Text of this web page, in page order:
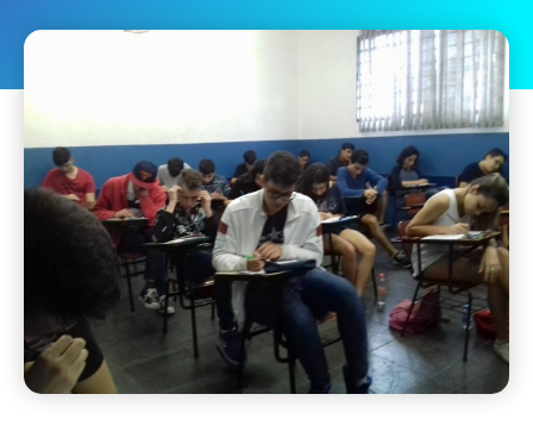
1º Simulado Intensivo 2018